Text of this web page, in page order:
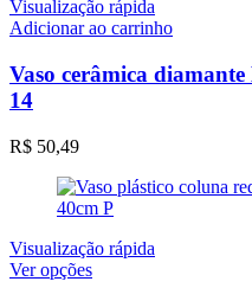
página
do
produto
Visualização rápida
Adicionar ao carrinho
Vaso cerâmica
14
R$ 50,49
Visualização rápida
Ver opçõesEste